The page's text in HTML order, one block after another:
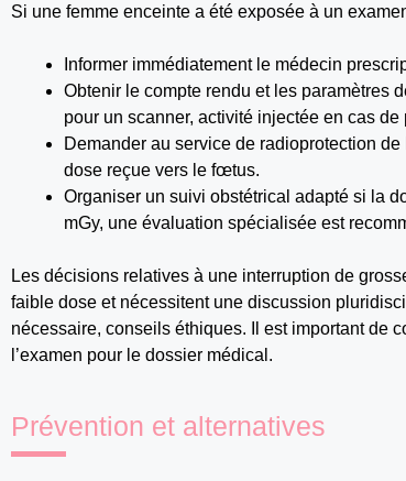
Si une femme enceinte a été exposée à un
Informer immédiatement le médecin
Obtenir le compte rendu et les paramètres
pour un scanner, activité injectée en cas
Demander au service de radioprotection
dose reçue vers le fœtus.
Organiser un suivi obstétrical adapté si la
mGy, une évaluation spécialisée est
Les décisions relatives à une interruption de
faible dose et nécessitent une discussion
nécessaire, conseils éthiques. Il est important de
l’examen pour le dossier médical.
Prévention et alternatives